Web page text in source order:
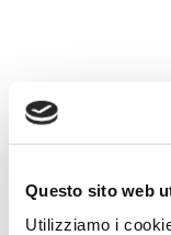
Questo sito web
Utilizziamo i